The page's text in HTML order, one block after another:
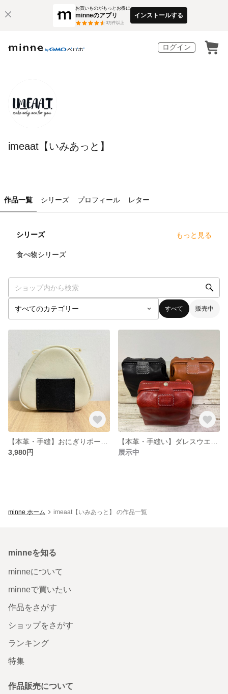
お買いものがもっとお得に
minneのアプリ
3万件以上
インストールする
ログイン
imeaat【いみあっと】
作品一覧 シリーズ プロフィール レター
シリーズ もっと見る
食べ物シリーズ
すべて 販売中
3,980円
展示中
minne ホーム imeaat【いみあっと】 の作品一覧
minneを知る
minneについて
minneで買いたい
作品をさがす
ショップをさがす
ランキング
特集
作品販売について